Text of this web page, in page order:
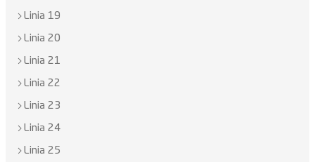
Linia 19
Linia 20
Linia 21
Linia 22
Linia 23
Linia 24
Linia 25